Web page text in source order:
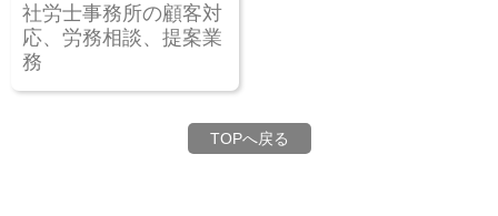
社労士事務所の顧客対
応、労務相談、提案業
務
TOPへ戻る